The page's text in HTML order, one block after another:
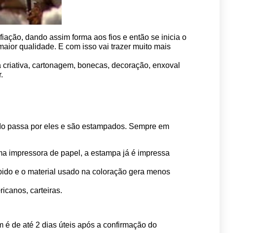
dando assim forma aos fios e então se inicia o
qualidade. E com isso vai trazer muito mais
cartonagem, bonecas, decoração, enxoval
passa por eles e são estampados. Sempre em
impressora de papel, a estampa já é impressa
e o material usado na coloração gera menos
carteiras.
é de até 2 dias úteis após a confirmação do